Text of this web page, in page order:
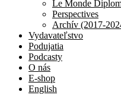
Le Monde
Perspectives
Archív (2017-
Vydavateľstvo
Podujatia
Podcasty
O nás
E-shop
English